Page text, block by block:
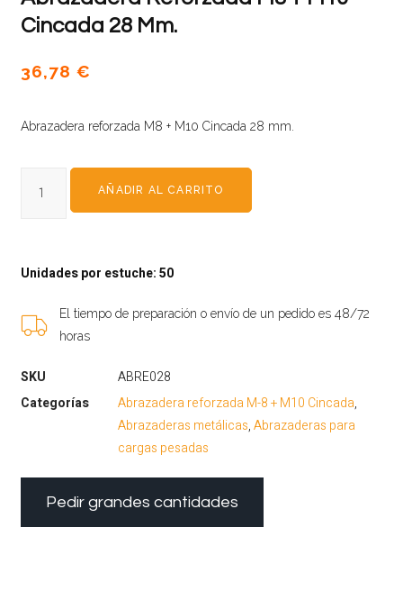
Cincada 28 Mm.
36,78€
Abrazadera reforzada M8 + M10 Cincada 28 mm.
AÑADIR AL CARRITO
Unidades por estuche: 50
El tiempo de preparación o envío de un pedido es 48/72
horas
SKU
ABRE028
Categorías
Abrazadera reforzada M-8 + M10 Cincada,
Abrazaderas metálicas,Abrazaderas para
cargas pesadas
Pedir grandes cantidades